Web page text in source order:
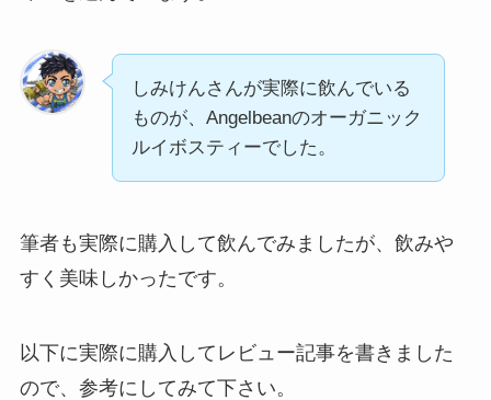
しみけんさんが実際に飲んでいる
ものが、Angelbeanのオーガニック
ルイボスティーでした。
筆者も実際に購入して飲んでみましたが、飲みや
すく美味しかったです。
以下に実際に購入してレビュー記事を書きました
ので、参考にしてみて下さい。